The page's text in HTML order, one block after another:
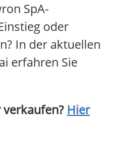
SpA-
oder
In der aktuellen
erfahren Sie
verkaufen? Hier